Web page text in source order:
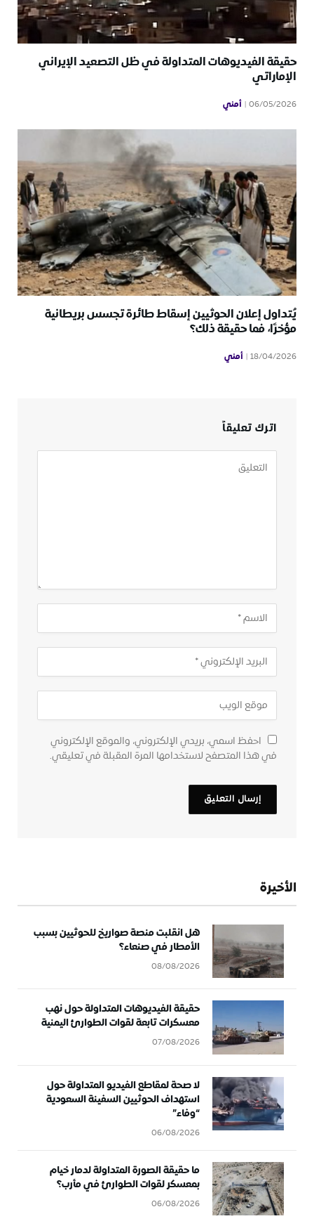
حقيقة الفيديوهات المتداولة في ظل التصعيد الإيراني
الإماراتي
06/05/2026 أمني
يُتداول إعلان الحوثيين إسقاط طائرة تجسس بريطانية
مؤخرًا، فما حقيقة ذلك؟
18/04/2026 أمني
اترك تعليقاً
احفظ اسمي، بريدي الإلكتروني، والموقع الإلكتروني
في هذا المتصفح لاستخدامها المرة المقبلة في تعليقي.
الأخيرة
هل انقلبت منصة صواريخ للحوثيين بسبب
الأمطار في صنعاء؟
08/08/2026
حقيقة الفيديوهات المتداولة حول نهب
معسكرات تابعة لقوات الطوارئ اليمنية
07/08/2026
لا صحة لمقاطع الفيديو المتداولة حول
استهداف الحوثيين السفينة السعودية
“وفاء”
06/08/2026
ما حقيقة الصورة المتداولة لدمار خيام
بمعسكر لقوات الطوارئ في مأرب؟
06/08/2026